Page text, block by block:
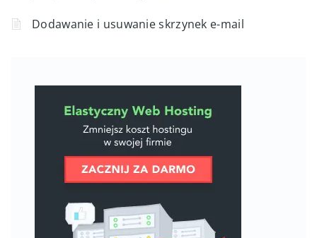
Dodawanie i usuwanie skrzynek e-mail